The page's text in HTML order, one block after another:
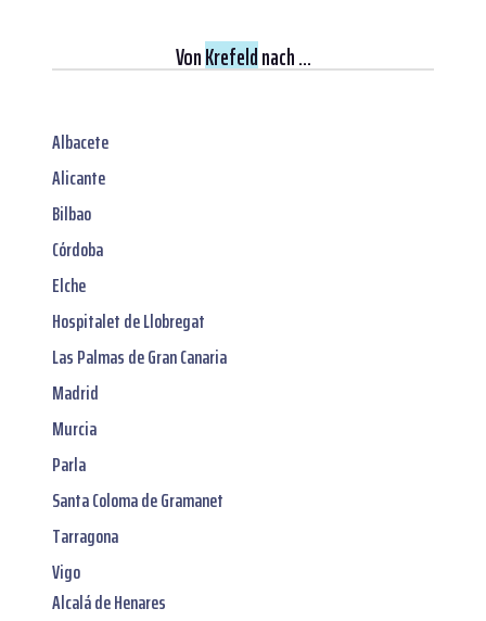
VonKrefeldnach ...
Albacete
Alicante
Bilbao
Córdoba
Elche
Hospitalet de Llobregat
Las Palmas de Gran Canaria
Madrid
Murcia
Parla
Santa Coloma de Gramanet
Tarragona
Vigo
Alcalá de Henares